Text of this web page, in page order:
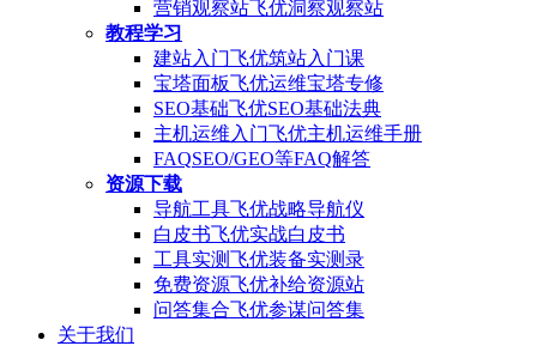
营销观察站飞优洞察观察站
教程学习
建站入门飞优筑站入门课
宝塔面板飞优运维宝塔专修
SEO基础飞优SEO基础法典
主机运维入门飞优主机运维手册
FAQSEO/GEO等FAQ解答
资源下载
导航工具飞优战略导航仪
白皮书飞优实战白皮书
工具实测飞优装备实测录
免费资源飞优补给资源站
问答集合飞优参谋问答集
关于我们